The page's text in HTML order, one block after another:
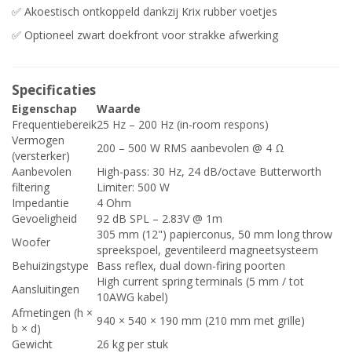
✅ Akoestisch ontkoppeld dankzij Krix rubber voetjes
✅ Optioneel zwart doekfront voor strakke afwerking
Specificaties
Eigenschap
Waarde
Frequentiebereik25 Hz – 200 Hz (in-room respons)
Vermogen
(versterker)
200 – 500 W RMS aanbevolen @ 4 Ω
Aanbevolen
filtering
High-pass: 30 Hz, 24 dB/octave Butterworth
Limiter: 500 W
Impedantie
4 Ohm
Gevoeligheid
92 dB SPL – 2.83V @ 1m
Woofer
305 mm (12") papierconus, 50 mm long throw
spreekspoel, geventileerd magneetsysteem
Behuizingstype
Bass reflex, dual down-firing poorten
Aansluitingen
High current spring terminals (5 mm / tot
10AWG kabel)
Afmetingen (h ×
b × d)
940 × 540 × 190 mm (210 mm met grille)
Gewicht
26 kg per stuk